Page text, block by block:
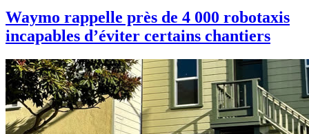
Waymo rappelle près de 4 000 robotaxis
incapables d’éviter certains chantiers